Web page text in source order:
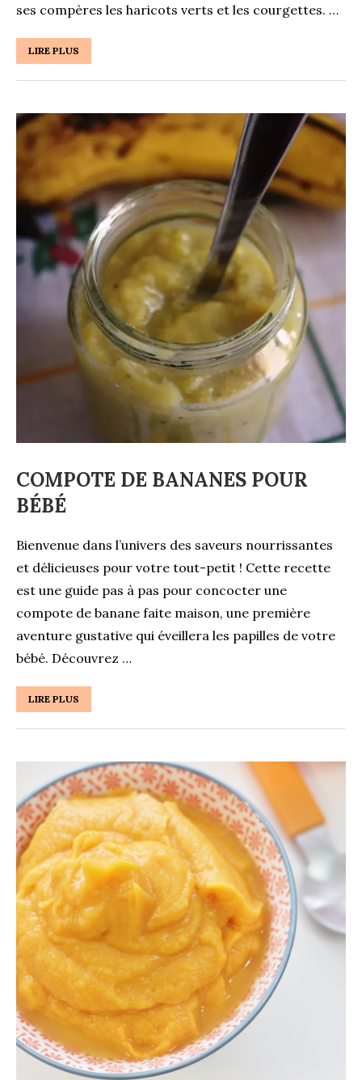
ses compères les haricots verts et les courgettes. …
LIRE PLUS
COMPOTE DE BANANES POUR
BÉBÉ
Bienvenue dans l’univers des saveurs nourrissantes
et délicieuses pour votre tout-petit ! Cette recette
est une guide pas à pas pour concocter une
compote de banane faite maison, une première
aventure gustative qui éveillera les papilles de votre
bébé. Découvrez …
LIRE PLUS